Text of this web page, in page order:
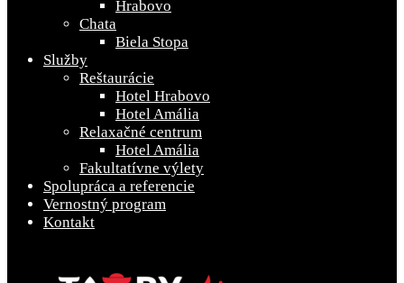
Hrabovo
Chata
Biela Stopa
Služby
Reštaurácie
Hotel Hrabovo
Hotel Amália
Relaxačné centrum
Hotel Amália
Fakultatívne výlety
Spolupráca a referencie
Vernostný program
Kontakt